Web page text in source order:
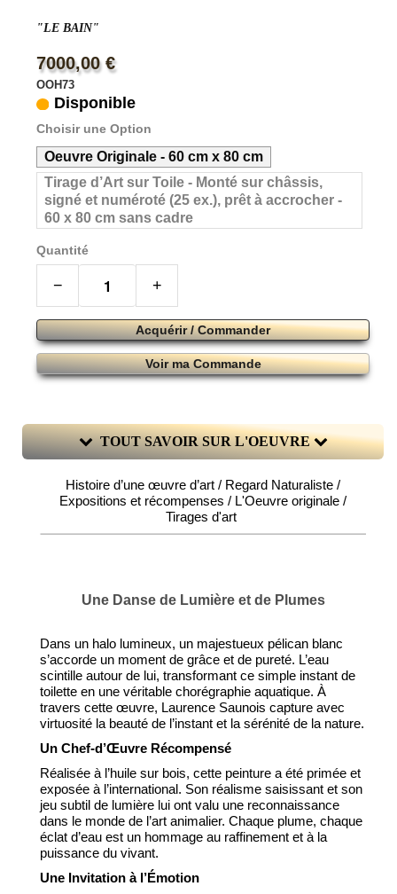
"LE BAIN"
7000,00 €
OOH73
Disponible
Choisir une Option
Oeuvre Originale - 60 cm x 80 cm
Tirage d’Art sur Toile - Monté sur châssis,
signé et numéroté (25 ex.), prêt à accrocher -
60 x 80 cm sans cadre
Quantité
− +
Acquérir / Commander
Voir ma Commande
TOUT SAVOIR SUR L'OEUVRE
Histoire d’une œuvre d’art / Regard Naturaliste /
Expositions et récompenses / L'Oeuvre originale /
Tirages d'art
Une Danse de Lumière et de Plumes
Dans un halo lumineux, un majestueux pélican blanc
s’accorde un moment de grâce et de pureté. L’eau
scintille autour de lui, transformant ce simple instant de
toilette en une véritable chorégraphie aquatique. À
travers cette œuvre, Laurence Saunois capture avec
virtuosité la beauté de l’instant et la sérénité de la nature.
Un Chef-d’Œuvre Récompensé
Réalisée à l’huile sur bois, cette peinture a été primée et
exposée à l’international. Son réalisme saisissant et son
jeu subtil de lumière lui ont valu une reconnaissance
dans le monde de l’art animalier. Chaque plume, chaque
éclat d’eau est un hommage au raffinement et à la
puissance du vivant.
Une Invitation à l’Émotion